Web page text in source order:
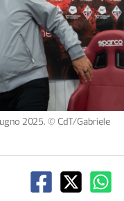
2025. © CdT/Gabriele